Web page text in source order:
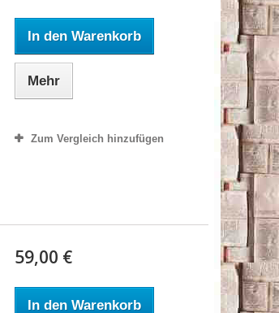
In den Warenkorb
Mehr
Zum Vergleich hinzufügen
59,00 €
In den Warenkorb